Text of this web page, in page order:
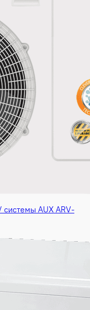
AUX ARV-